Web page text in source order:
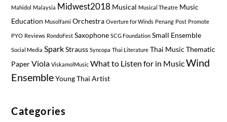
Mahidol Malaysia Midwest2018 Musical Musical Theatre Music
Education Musolfami Orchestra Overture for Winds Penang Post Promote
PYO Reviews RondoFest Saxophone SCG Foundation Small Ensemble
Social Media Spark Strauss Syncopa Thai Literature Thai Music Thematic
Paper Viola ViskamolMusic What to Listen for in MusicWind
Ensemble Young Thai Artist
Categories